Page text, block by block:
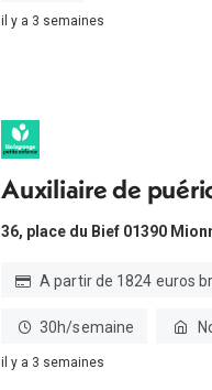
il y a 3 semaines
Auxiliaire de
36, place du Bief 01390
A partir de 1824 euros
30h/semaine
il y a 3 semaines